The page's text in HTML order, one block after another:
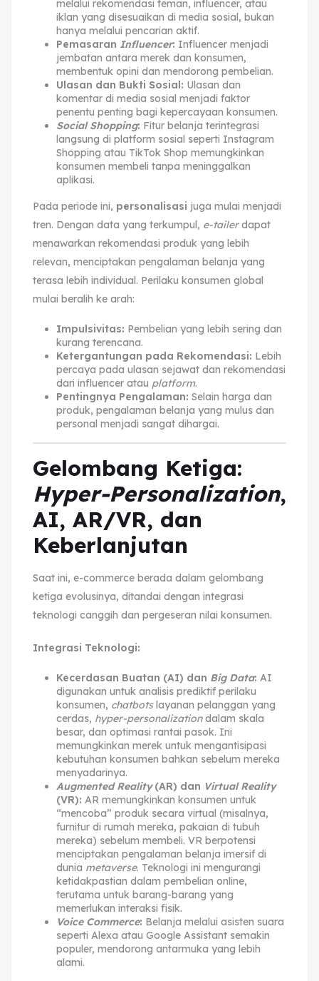
melalui rekomendasi teman, influencer, atau
iklan yang disesuaikan di media sosial, bukan
hanya melalui pencarian aktif.
Pemasaran Influencer: Influencer menjadi
jembatan antara merek dan konsumen,
membentuk opini dan mendorong pembelian.
Ulasan dan Bukti Sosial: Ulasan dan
komentar di media sosial menjadi faktor
penentu penting bagi kepercayaan konsumen.
Social Shopping: Fitur belanja terintegrasi
langsung di platform sosial seperti Instagram
Shopping atau TikTok Shop memungkinkan
konsumen membeli tanpa meninggalkan
aplikasi.
Pada periode ini, personalisasi juga mulai menjadi
tren. Dengan data yang terkumpul, e-tailerdapat
menawarkan rekomendasi produk yang lebih
relevan, menciptakan pengalaman belanja yang
terasa lebih individual. Perilaku konsumen global
mulai beralih ke arah:
Impulsivitas: Pembelian yang lebih sering dan
kurang terencana.
Ketergantungan pada Rekomendasi: Lebih
percaya pada ulasan sejawat dan rekomendasi
dari influencer atau platform.
Pentingnya Pengalaman: Selain harga dan
produk, pengalaman belanja yang mulus dan
personal menjadi sangat dihargai.
Gelombang Ketiga:
Hyper-Personalization,
AI, AR/VR, dan
Keberlanjutan
Saat ini, e-commerce berada dalam gelombang
ketiga evolusinya, ditandai dengan integrasi
teknologi canggih dan pergeseran nilai konsumen.
Integrasi Teknologi:
Kecerdasan Buatan (AI) dan Big Data: AI
digunakan untuk analisis prediktif perilaku
konsumen, chatbotslayanan pelanggan yang
cerdas, hyper-personalizationdalam skala
besar, dan optimasi rantai pasok. Ini
memungkinkan merek untuk mengantisipasi
kebutuhan konsumen bahkan sebelum mereka
menyadarinya.
Augmented Reality(AR) dan Virtual Reality
(VR): AR memungkinkan konsumen untuk
“mencoba” produk secara virtual (misalnya,
furnitur di rumah mereka, pakaian di tubuh
mereka) sebelum membeli. VR berpotensi
menciptakan pengalaman belanja imersif di
dunia metaverse. Teknologi ini mengurangi
ketidakpastian dalam pembelian online,
terutama untuk barang-barang yang
memerlukan interaksi fisik.
Voice Commerce: Belanja melalui asisten suara
seperti Alexa atau Google Assistant semakin
populer, mendorong antarmuka yang lebih
alami.